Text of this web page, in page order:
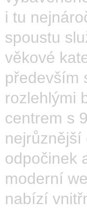
i tu
spoustu
věkové
především
rozlehlými
centrem s
odpočinek
moderní
nabízí